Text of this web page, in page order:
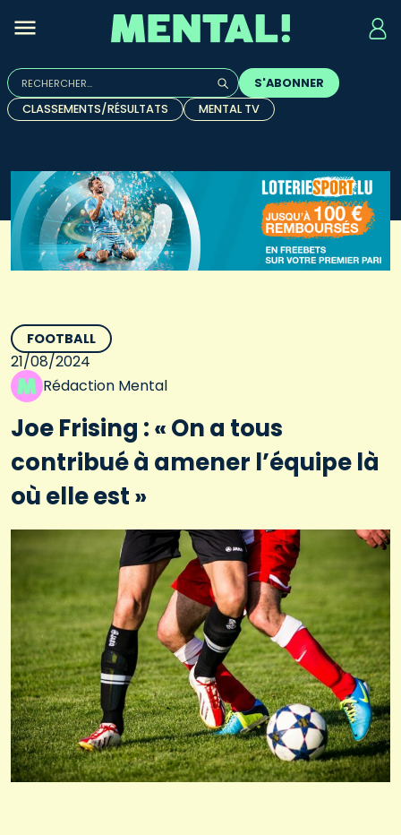
Rechercher :
Quand les résultats de l'auto-complétion sont
S'ABONNER
CLASSEMENTS/RÉSULTATS
MENTAL TV
FOOTBALL
21/08/2024
Rédaction Mental
Joe Frising : « On a tous
contribué à amener l’équipe là
où elle est »